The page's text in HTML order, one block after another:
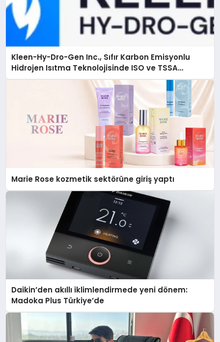
Kleen-Hy-Dro-Gen Inc., Sıfır Karbon Emisyonlu
Hidrojen Isıtma Teknolojisinde ISO ve TSSA
Düzenleyici Onaylarını Aldı
Marie Rose kozmetik sektörüne giriş yaptı
Daikin’den akıllı iklimlendirmede yeni dönem:
Madoka Plus Türkiye’de